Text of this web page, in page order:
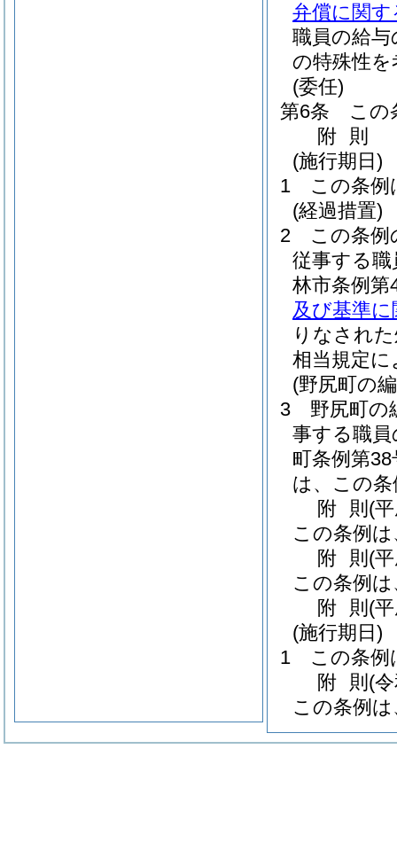
弁償に関す
職員の給
の特殊性
(委任)
第6条
この
附 則
(施行期日)
1
この条例
(経過措置)
2
この条例
従事する
林市条例第
及び基準
りなされ
相当規定
(野尻町の
3
野尻町の
事する職
町条例第38
は、この
附 則 (
この条例
附 則 (
この条例
附 則 (
(施行期日)
1
この条例
附 則 (
この条例